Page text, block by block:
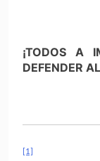
¡TODOS A
DEFENDER
[1]